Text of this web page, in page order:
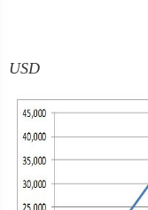
USD